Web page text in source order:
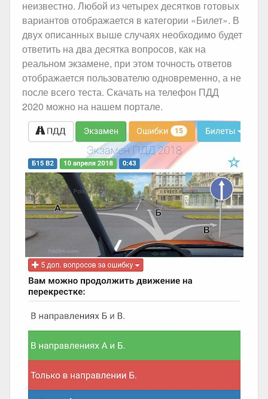
неизвестно. Любой из четырех десятков готовых
вариантов отображается в категории «Билет». В
двух описанных выше случаях необходимо будет
ответить на два десятка вопросов, как на
реальном экзамене, при этом точность ответов
отображается пользователю одновременно, а не
после всего теста. Скачать на телефон ПДД
2020 можно на нашем портале.